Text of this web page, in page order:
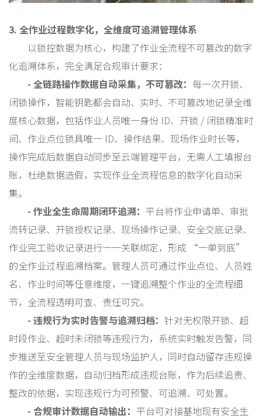
3. 全作业过程数字化，全维度可追溯管理体系
以锁控数据为核心，构建了作业全流程不可篡改的数字
化追溯体系，完全满足合规审计要求：
- 全链路操作数据自动采集，不可篡改： 每一次开锁、
闭锁操作，智能钥匙都会自动、实时、不可篡改地记录全维
度核心数据，包括作业人员唯一身份 ID、开锁 / 闭锁精准时
间、作业点位锁具唯一 ID、操作结果、现场作业时长等，
操作完成后数据自动同步至云端管理平台，无需人工填报台
账，杜绝数据造假，实现作业全流程信息的数字化自动采
集。
- 作业全生命周期闭环追溯： 平台将作业申请单、审批
流转记录、开锁授权记录、现场操作记录、安全交底记录、
作业完工验收记录进行一一关联绑定，形成 “一单到底”
的全作业过程追溯档案。管理人员可通过作业点位、人员姓
名、作业时间等任意维度，一键追溯整个作业的全流程细
节，全流程透明可查、责任可究。
- 违规行为实时告警与追溯归档： 针对无权限开锁、超
时段作业、超时未闭锁等违规行为，系统实时触发告警，同
步推送至安全管理人员与现场监护人，同时自动留存违规操
作的全维度数据，自动归档形成违规台账，作为后续追责、
整改的依据，实现违规行为可预警、可追溯、可处置。
- 合规审计数据自动输出： 平台可对接基地现有安全生